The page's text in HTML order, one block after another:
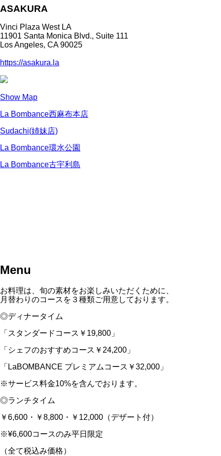
ASAKURA
Vinci Plaza West LA
11901 Santa Monica Blvd., Suite 111
Los Angeles, CA 90025
https://asakura.la
Show Map
La Bombance西麻布本店
Sudachi(姉妹店)
La Bombance環水公園
La Bombance古宇利島
Menu
お料理は、旬の素材をお楽しみいただくために、
月替わりのコースを３種類ご用意しております。
◎ディナータイム
「スタンダードコース￥19,800」
「シェフのおすすめコース￥24,200」
「LaBOMBANCE プレミアムコース￥32,000」
※サービス料金10%を含んでおります。
◎ランチタイム
￥6,600・￥8,800・￥12,000（デザート付）
※¥6,600コースのみ平日限定
（全て税込み価格）